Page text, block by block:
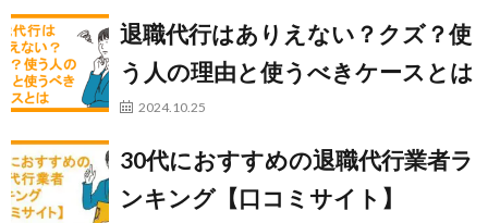
退職代行はありえない？クズ？使
う人の理由と使うべきケースとは
2024.10.25
30代におすすめの退職代行業者ラ
ンキング【口コミサイト】